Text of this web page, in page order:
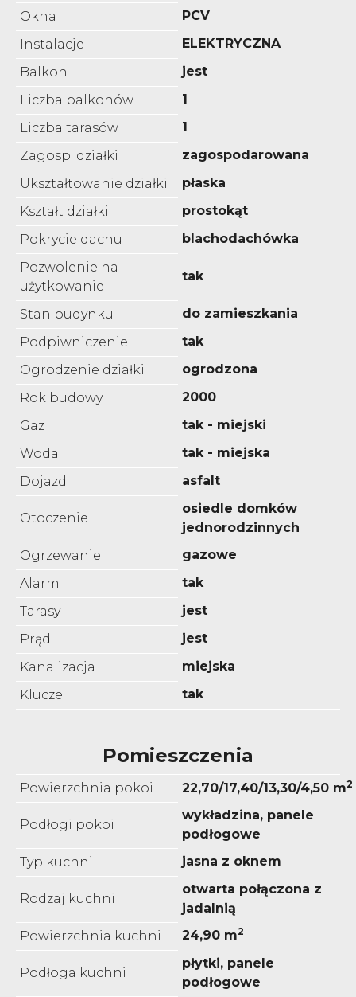
Okna
PCV
Instalacje
ELEKTRYCZNA
Balkon
jest
Liczba balkonów
1
Liczba tarasów
1
Zagosp. działki
zagospodarowana
Ukształtowanie działki
płaska
Kształt działki
prostokąt
Pokrycie dachu
blachodachówka
Pozwolenie na
użytkowanie
tak
Stan budynku
do zamieszkania
Podpiwniczenie
tak
Ogrodzenie działki
ogrodzona
Rok budowy
2000
Gaz
tak - miejski
Woda
tak - miejska
Dojazd
asfalt
Otoczenie
osiedle domków
jednorodzinnych
Ogrzewanie
gazowe
Alarm
tak
Tarasy
jest
Prąd
jest
Kanalizacja
miejska
Klucze
tak
Pomieszczenia
Powierzchnia pokoi 22,70/17,40/13,30/4,50 m2
Podłogi pokoi
wykładzina, panele
podłogowe
Typ kuchni
jasna z oknem
Rodzaj kuchni
otwarta połączona z
jadalnią
Powierzchnia kuchni
24,90 m2
Podłoga kuchni
płytki, panele
podłogowe